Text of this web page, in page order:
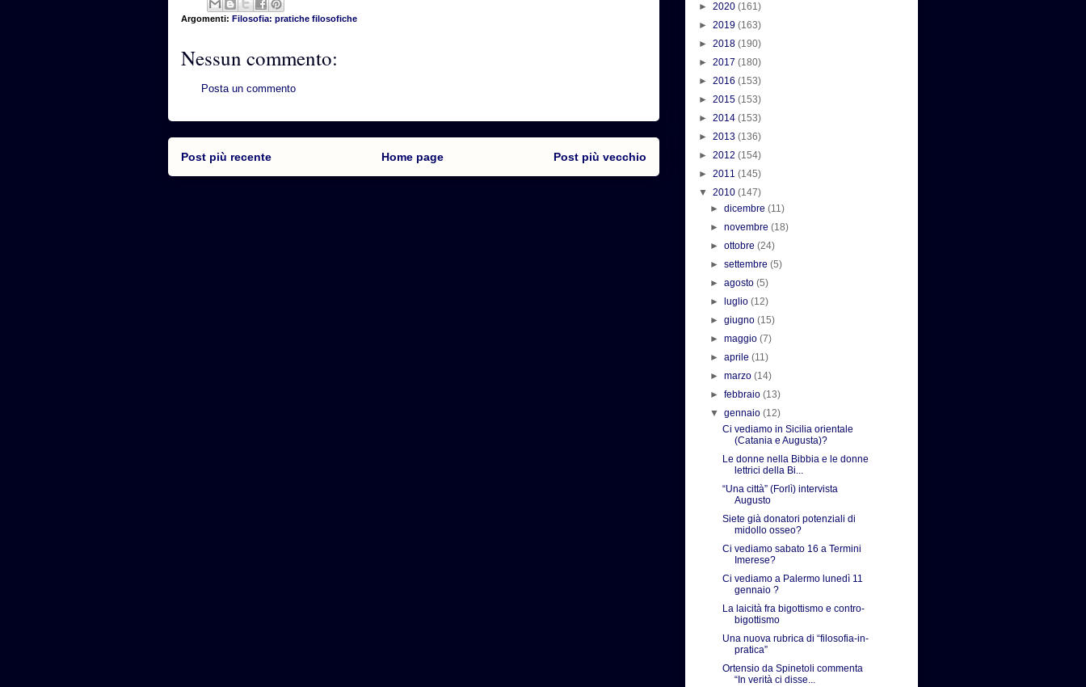
Argomenti: Filosofia: pratiche filosofiche
Nessun commento:
Posta un commento
Post più recente Post più vecchio
Home page
► 2020 (161)
► 2019 (163)
► 2018 (190)
► 2017 (180)
► 2016 (153)
► 2015 (153)
► 2014 (153)
► 2013 (136)
► 2012 (154)
► 2011 (145)
▼ 2010 (147)
►dicembre(11)
►novembre(18)
►ottobre(24)
►settembre(5)
►agosto(5)
►
luglio(12)
►giugno(15)
►maggio(7)
►aprile(11)
►marzo(14)
►febbraio(13)
▼gennaio(12)
Ci vediamo in Sicilia orientale
(Catania e Augusta)?
Le donne nella Bibbia e le donne
lettrici della Bi...
“Una città” (Forlì) intervista
Augusto
Siete già donatori potenziali di
midollo osseo?
Ci vediamo sabato 16 a Termini
Imerese?
Ci vediamo a Palermo lunedì 11
gennaio ?
La laicità fra bigottismo e contro-
bigottismo
Una nuova rubrica di “filosofia-in-
pratica”
Ortensio da Spinetoli commenta
“In verità ci disse...